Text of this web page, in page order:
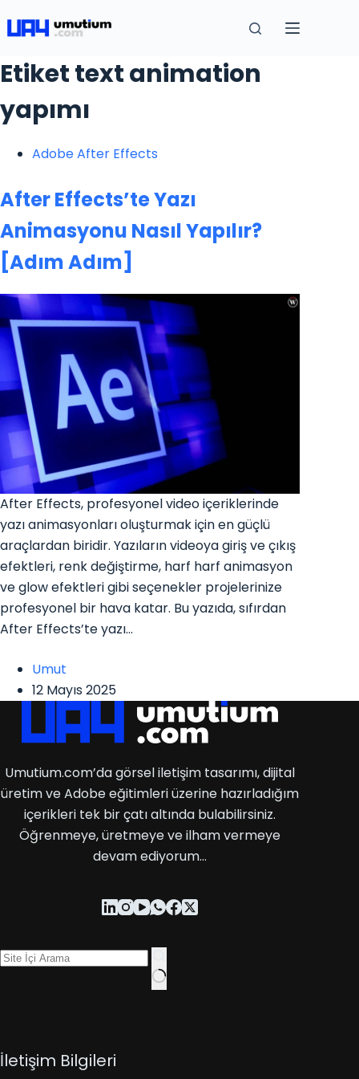
Etikettext animation
yapımı
Adobe After Effects
After Effects’te Yazı
Animasyonu Nasıl Yapılır?
[Adım Adım]
After Effects, profesyonel video içeriklerinde
yazı animasyonları oluşturmak için en güçlü
araçlardan biridir. Yazıların videoya giriş ve çıkış
efektleri, renk değiştirme, harf harf animasyon
ve glow efektleri gibi seçenekler projelerinize
profesyonel bir hava katar. Bu yazıda, sıfırdan
After Effects’te yazı…
Umut
12 Mayıs 2025
Umutium.com’da görsel iletişim tasarımı, dijital
üretim ve Adobe eğitimleri üzerine hazırladığım
içerikleri tek bir çatı altında bulabilirsiniz.
Öğrenmeye, üretmeye ve ilham vermeye
devam ediyorum…
İletişim Bilgileri